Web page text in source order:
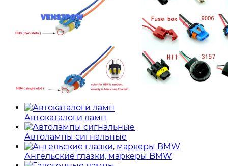
Автокаталоги ламп
Автолампы сигнальные
Ангельские глазки, маркеры BMW